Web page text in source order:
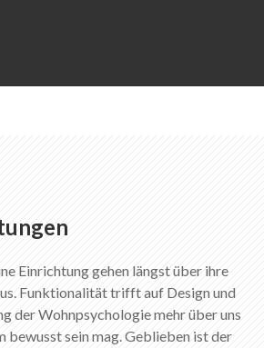
0
Einrichtung gehen längst über ihre
Funktionalität trifft auf Design und
der Wohnpsychologie mehr über uns
bewusst sein mag. Geblieben ist der